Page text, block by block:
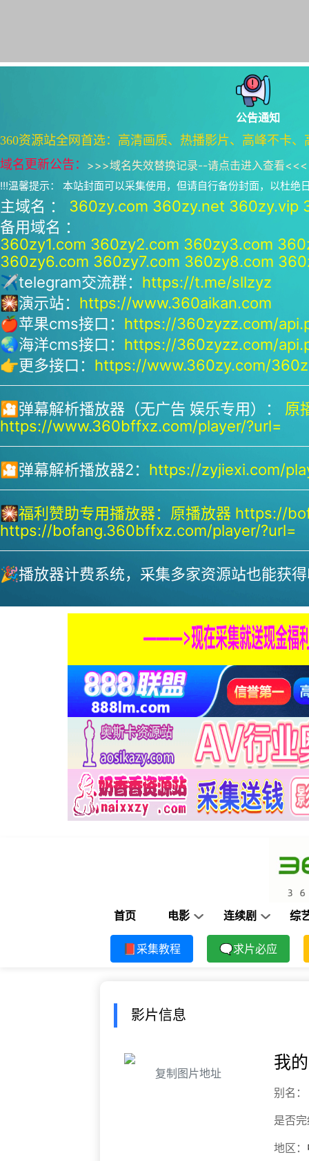
公告通知
360资源站全网首选：高清画质、热播影片、高峰不卡
域名更新公告： >>>域名失效替换记录--请点击进入查看<<<
!!!温馨提示： 本站封面可以采集使用，但请自行备份封面，以杜绝
主域名 ： 360zy.com 360zy.net 360zy.vip
备用域名 ：
360zy1.com 360zy2.com 360zy3.com
360zy6.com 360zy7.com 360zy8.com
✈telegram交流群： https://t.me/sllzyz
🎇演示站： https://www.360aikan.com
🍎苹果cms接口： https://360zyzz.com/
🌏海洋cms接口： https://360zyzz.com/
👉更多接口： https://www.360zy.com/
🎦弹幕解析播放器（无广告 娱乐专用）： 原
https://www.360bffxz.com/player/?url=
🎦弹幕解析播放器2： https://zyjiexi.com/
🎇福利赞助专用播放器： 原播放器 https://
https://bofang.360bffxz.com/player/?url=
🎉播放器计费系统，采集多家资源站也能获
首页 电影 连续剧 综
📕采集教程 🗨求片必应
影片信息
复制图片地址
我
别名：
是否
地区：